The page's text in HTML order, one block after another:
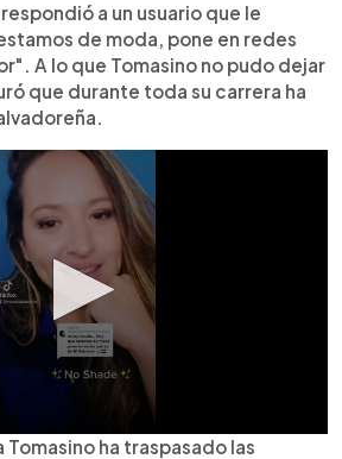
a un usuario que le
de moda, pone en redes
A lo que Tomasino no pudo dejar
que durante toda su carrera ha
Tomasino ha traspasado las